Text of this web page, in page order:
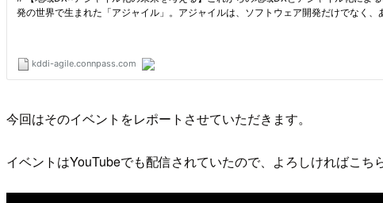
今回はそのイベントをレポートさせていただきます。
イベントはYouTubeでも配信されていたので、よろしければこち